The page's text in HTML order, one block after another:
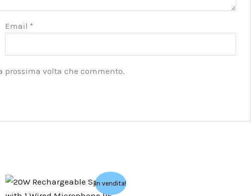
Email *
prossima volta che commento.
In vendita!
Il
prezzo
Il